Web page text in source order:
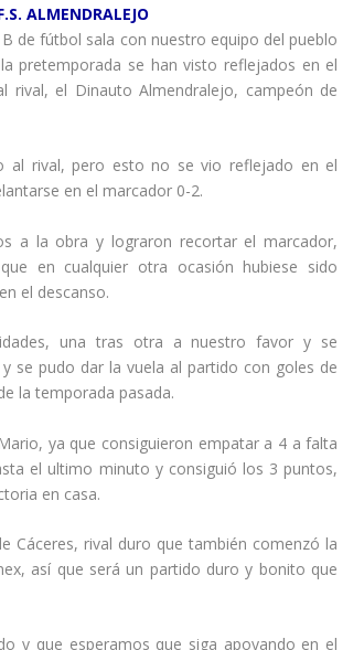
ALMENDRALEJO
de fútbol sala con nuestro equipo del pueblo
pretemporada se han visto reflejados en el
rival, el Dinauto Almendralejo, campeón de
al rival, pero esto no se vio reflejado en el
en el marcador 0-2.
a la obra y lograron recortar el marcador,
en cualquier otra ocasión hubiese sido
el descanso.
una tras otra a nuestro favor y se
se pudo dar la vuela al partido con goles de
la temporada pasada.
ya que consiguieron empatar a 4 a falta
el ultimo minuto y consiguió los 3 puntos,
en casa.
Cáceres, rival duro que también comenzó la
así que será un partido duro y bonito que
y que esperamos que siga apoyando en el